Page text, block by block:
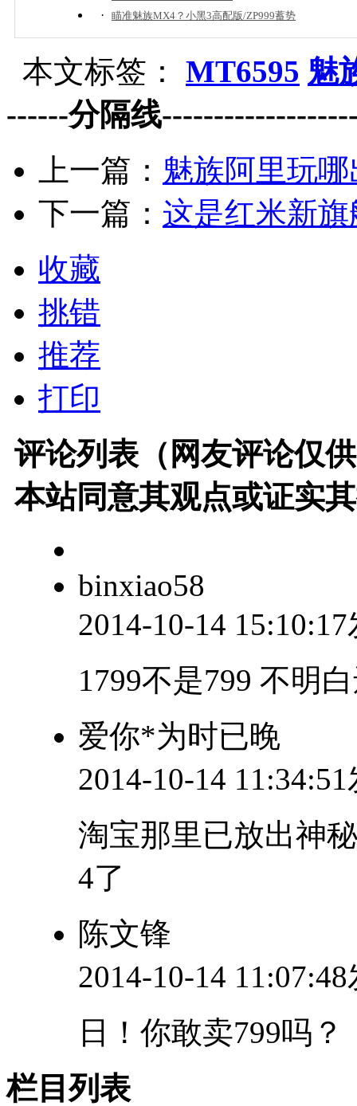
· 瞄准魅族MX4？小黑3高配版/ZP999蓄势
本文标签： MT6595 魅
------分隔线
上一篇： 魅族阿里玩
下一篇： 这是红米新
收藏
挑错
推荐
打印
评论列表（网友评论仅
本站同意其观点或证实
binxiao58
2014-10-14
1799不是799 不明
爱你*为时已晚
2014-10-14
淘宝那里已放出神
4了
陈文锋
2014-10-14
日！你敢卖799吗？
栏目列表